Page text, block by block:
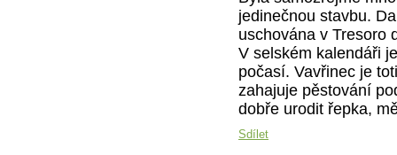
jedinečnou stavbu.
uschována v Tresoro
V selském kalendáři
počasí. Vavřinec je
zahajuje pěstování
dobře urodit řepka,
Sdílet